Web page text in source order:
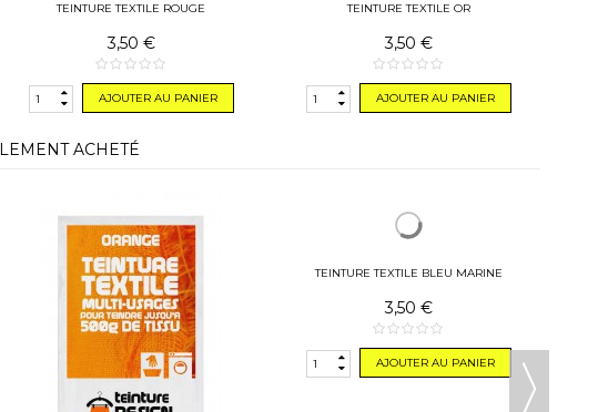
TEINTURE TEXTILE ROUGE
3,50 €
AJOUTER AU PANIER
TEINTURE TEXTILE OR
3,50 €
AJOUTER AU PANIER
ACHETÉ